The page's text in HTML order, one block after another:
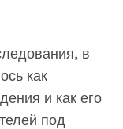
в
как
и как его
под